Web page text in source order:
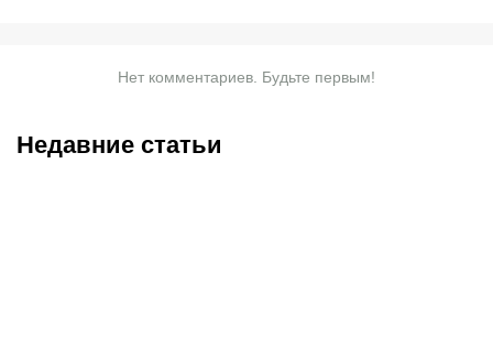
Нет комментариев. Будьте первым!
Недавние статьи